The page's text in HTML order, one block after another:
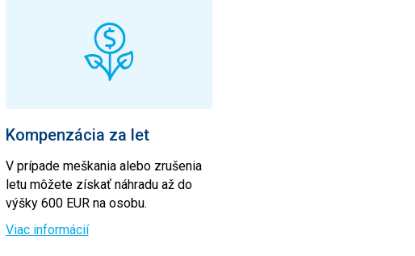
Kompenzácia za let
V prípade meškania alebo zrušenia
letu môžete získať náhradu až do
výšky 600 EUR na osobu.
Viac informácií